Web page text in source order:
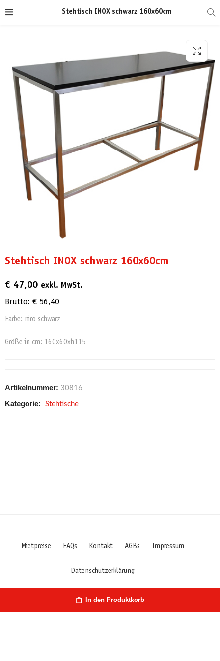
Stehtisch INOX schwarz 160x60cm
Stehtisch INOX schwarz 160x60cm
€ 47,00 exkl. MwSt.
Brutto: € 56,40
Farbe: niro schwarz
Größe in cm: 160x60xh115
In den Produktkorb
Artikelnummer: 30816
Kategorie: Stehtische
Mietpreise FAQs Kontakt AGBs Impressum
Datenschutzerklärung